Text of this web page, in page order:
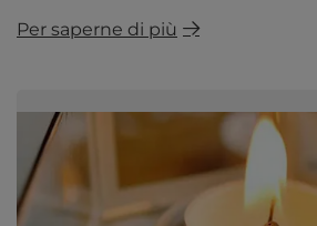
Per saperne di più